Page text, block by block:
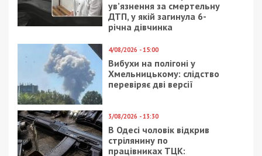
15/02/2026 - 17:47
Хмельницької АЕС
засудили за обіцянку
бронювання від
мобілізації
31/03/2021 - 22:00
карикатуры